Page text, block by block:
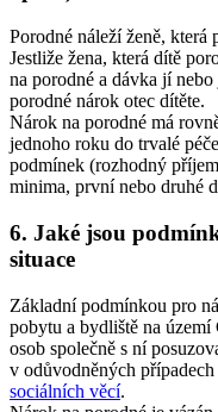
Porodné náleží ženě,
Jestliže žena, která dítě
na porodné a dávka jí
porodné nárok otec dítěte.
Nárok na porodné má
jednoho roku do trvalé
podmínek (rozhodný
minima, první nebo druhé
6. Jaké jsou
situace
Základní podmínkou pro
pobytu a bydliště na území
osob společně s ní
v odůvodněných
sociálních věcí.